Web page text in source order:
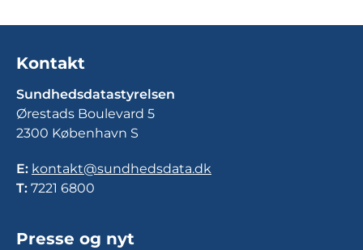
Kontakt
Sundhedsdatastyrelsen
Ørestads Boulevard 5
2300 København S
E: kontakt@sundhedsdata.dk
T: 7221 6800
Presse og nyt